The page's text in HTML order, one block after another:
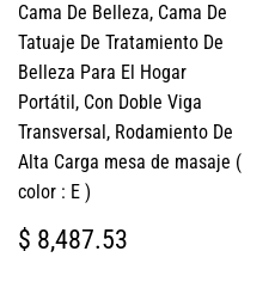
Cama De Belleza, Cama De
Tatuaje De Tratamiento De
Belleza Para El Hogar
Portátil, Con Doble Viga
Transversal, Rodamiento De
Alta Carga mesa de masaje (
color : E )
PRECIO
HABITUAL
$ 8,487.53